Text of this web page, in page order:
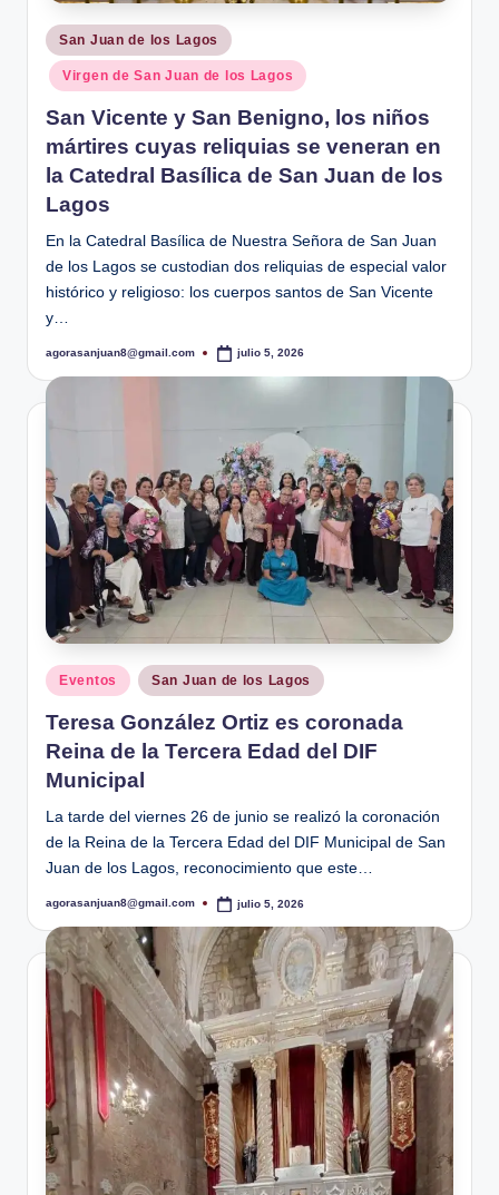
Publicado
en
San Juan de los Lagos
Virgen de San Juan de los Lagos
San Vicente y San Benigno, los niños
mártires cuyas reliquias se veneran en
la Catedral Basílica de San Juan de los
Lagos
En la Catedral Basílica de Nuestra Señora de San Juan
de los Lagos se custodian dos reliquias de especial valor
histórico y religioso: los cuerpos santos de San Vicente
y…
Publicado
agorasanjuan8@gmail.com julio 5, 2026
Publicado
en
Eventos San Juan de los Lagos
Teresa González Ortiz es coronada
Reina de la Tercera Edad del DIF
Municipal
La tarde del viernes 26 de junio se realizó la coronación
de la Reina de la Tercera Edad del DIF Municipal de San
Juan de los Lagos, reconocimiento que este…
Publicado
agorasanjuan8@gmail.com julio 5, 2026